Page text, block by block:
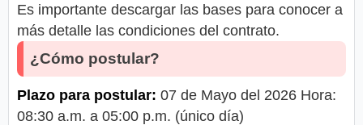
Es importante descargar las bases para conocer a
más detalle las condiciones del contrato.
¿Cómo postular?
Plazo para postular: 07 de Mayo del 2026 Hora:
08:30 a.m. a 05:00 p.m. (único día)